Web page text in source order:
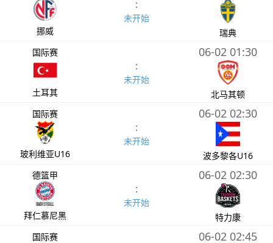
挪威
:
未开始
瑞典
国际赛
土耳其
:
未开始
06-02 01:30
北马其顿
国际赛
玻利维亚U16
:
未开始
06-02 02:30
波多黎各U16
德篮甲
拜仁慕尼黑
:
未开始
06-02 02:30
特力康
国际赛
06-02 02:45